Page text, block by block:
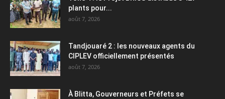
plants pour...
août 7, 2026
Tandjouaré 2 : les nouveaux agents du
CIPLEV officiellement présentés
août 7, 2026
À Blitta, Gouverneurs et Préfets se